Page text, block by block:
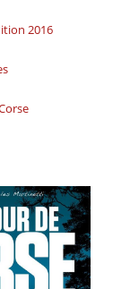
2016